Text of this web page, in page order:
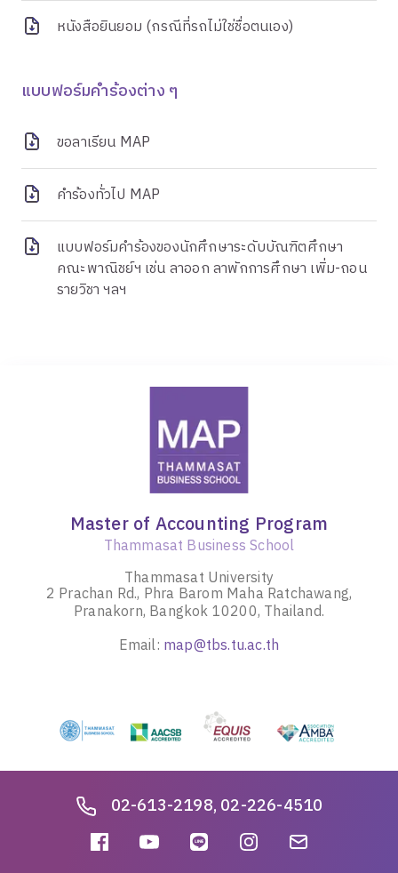
หนังสือยินยอม (กรณีที่รถไม่ใช่ชื่อตนเอง)
แบบฟอร์มคำร้องต่าง ๆ
ขอลาเรียน MAP
คำร้องทั่วไป MAP
แบบฟอร์มคำร้องของนักศึกษาระดับบัณฑิตศึกษา
คณะพาณิชย์ฯ เช่น ลาออก ลาพักการศึกษา เพิ่ม-ถอน
รายวิชา ฯลฯ
Master of Accounting Program
Thammasat Business School
Thammasat University
2 Prachan Rd., Phra Barom Maha Ratchawang,
Pranakorn, Bangkok 10200, Thailand.
Email: map@tbs.tu.ac.th
02-613-2198, 02-226-4510